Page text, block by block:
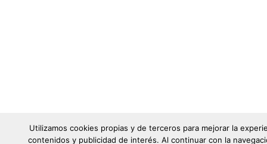
Utilizamos cookies propias y de terceros para mejorar la
contenidos y publicidad de interés. Al continuar con la